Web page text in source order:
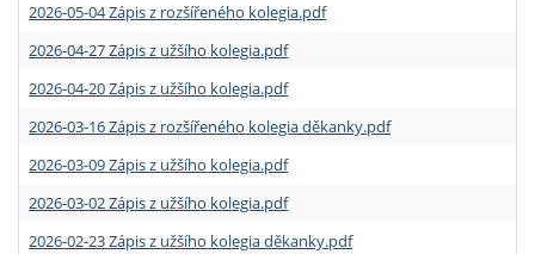
2026-05-04 Zápis z rozšířeného kolegia.pdf
2026-04-27 Zápis z užšího kolegia.pdf
2026-04-20 Zápis z užšího kolegia.pdf
2026-03-16 Zápis z rozšířeného kolegia děkanky.pdf
2026-03-09 Zápis z užšího kolegia.pdf
2026-03-02 Zápis z užšího kolegia.pdf
2026-02-23 Zápis z užšího kolegia děkanky.pdf